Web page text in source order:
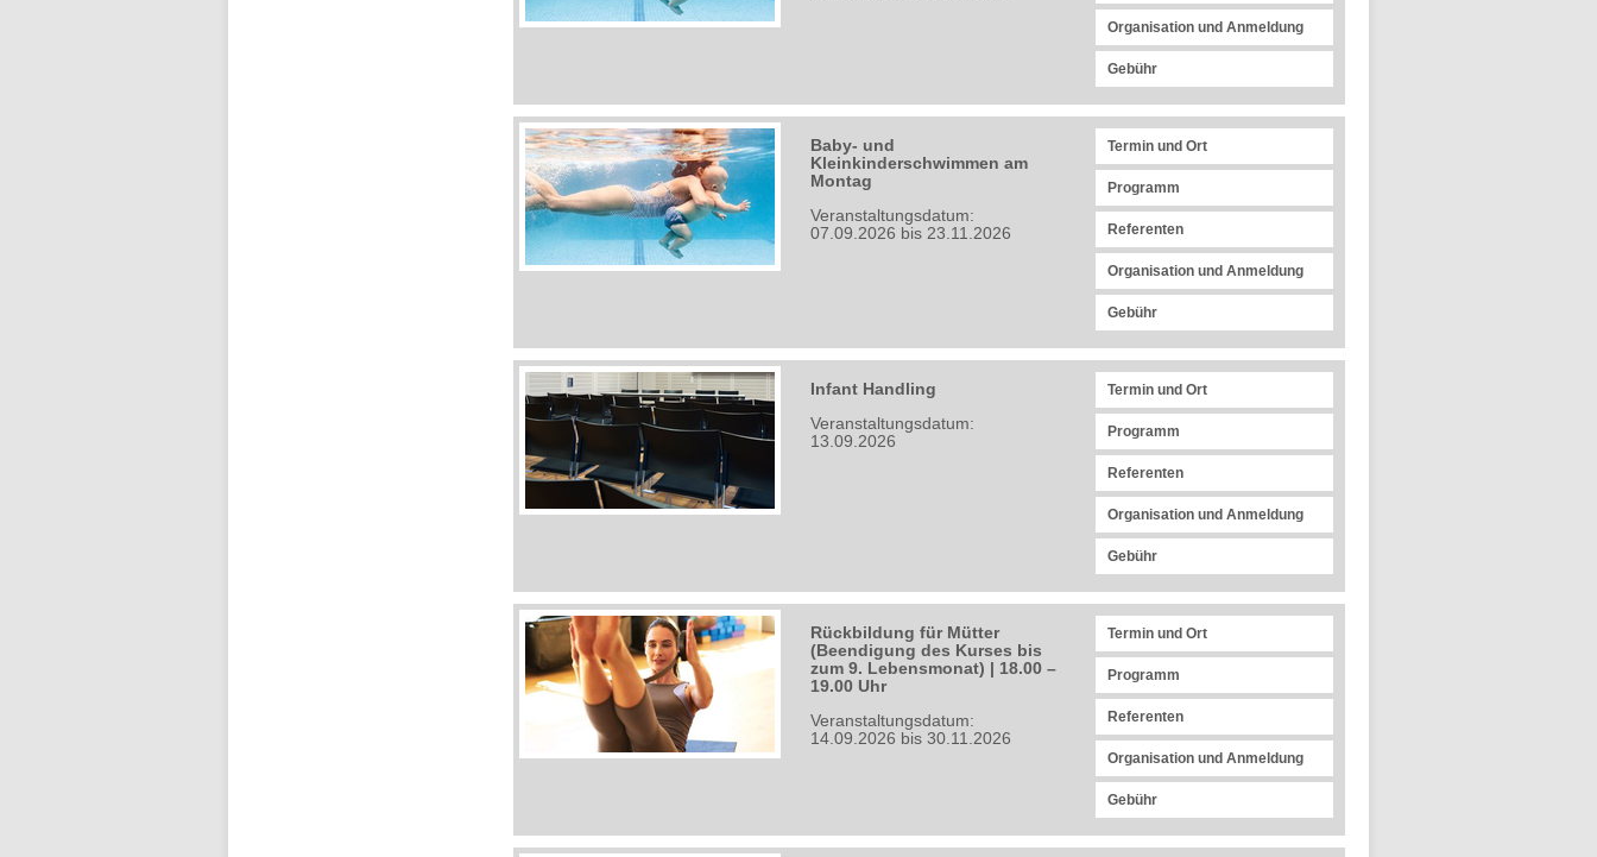
Organisation und Anmeldung
Gebühr
Baby- und
Kleinkinderschwimmen am
Montag
Veranstaltungsdatum:
07.09.2026 bis 23.11.2026
Termin und Ort
Programm
Referenten
Organisation und Anmeldung
Gebühr
Infant Handling
Veranstaltungsdatum:
13.09.2026
Termin und Ort
Programm
Referenten
Organisation und Anmeldung
Gebühr
Rückbildung für Mütter
(Beendigung des Kurses bis
zum 9. Lebensmonat) | 18.00 –
19.00 Uhr
Veranstaltungsdatum:
14.09.2026 bis 30.11.2026
Termin und Ort
Programm
Referenten
Organisation und Anmeldung
Gebühr